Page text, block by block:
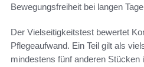
Bewegungsfreiheit bei langen
Der Vielseitigkeitstest bewertet
Pflegeaufwand. Ein Teil gilt als
mindestens fünf anderen Stücken